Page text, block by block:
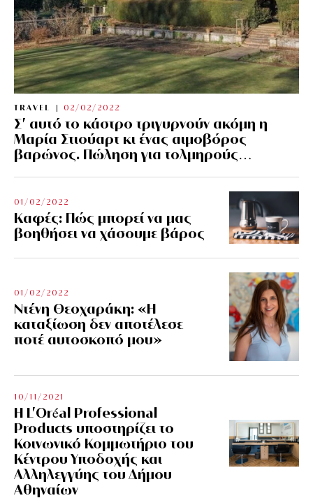
TRAVEL 02/02/2022
Σ’ αυτό το κάστρο τριγυρνούν ακόμη η
Μαρία Στιούαρτ κι ένας αιμοβόρος
βαρώνος. Πώληση για τολμηρούς…
01/02/2022
Kαφές: Πώς μπορεί να μας
βοηθήσει να χάσουμε βάρος
01/02/2022
Ντένη Θεοχαράκη: «Η
καταξίωση δεν αποτέλεσε
ποτέ αυτοσκοπό μου»
10/11/2021
Η L’Οréal Professional
Products υποστηρίζει το
Κοινωνικό Κομμωτήριο του
Κέντρου Υποδοχής και
Αλληλεγγύης του Δήμου
Αθηναίων